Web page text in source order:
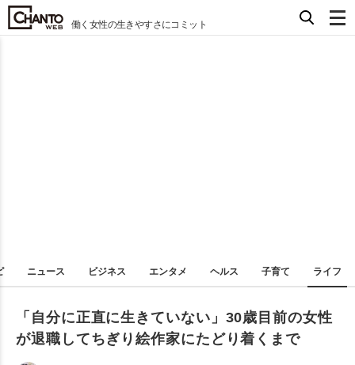
働く女性の生きやすさにコミット
ニュース ビジネス エンタメ ヘルス 子育て ライフ
「自分に正直に生きていない」30歳目前の女性
が退職してちぎり絵作家にたどり着くまで